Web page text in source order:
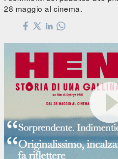
28 maggio al cinema.
Hen - Storia di una gallina
0:00/ 0:00